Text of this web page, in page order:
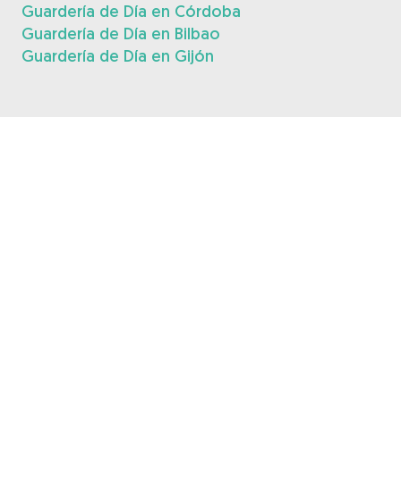
Guardería de Día en Córdoba
Guardería de Día en Bilbao
Guardería de Día en Gijón